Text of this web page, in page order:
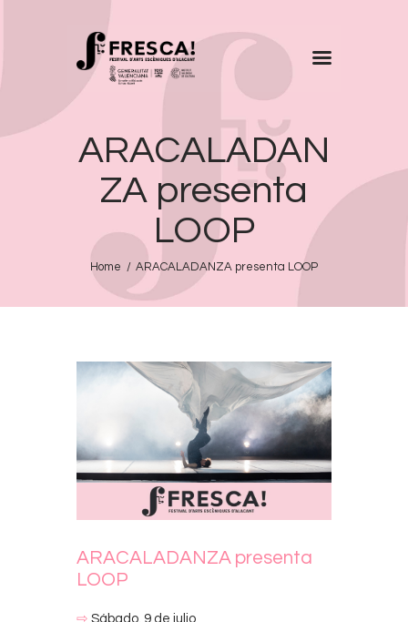
ARACALADAN
ZA presenta
LOOP
Home ARACALADANZA presenta LOOP
Programa
Información de interés
Contacto
CAST
ARACALADANZA presenta
LOOP
⇨ Sábado, 9 de julio